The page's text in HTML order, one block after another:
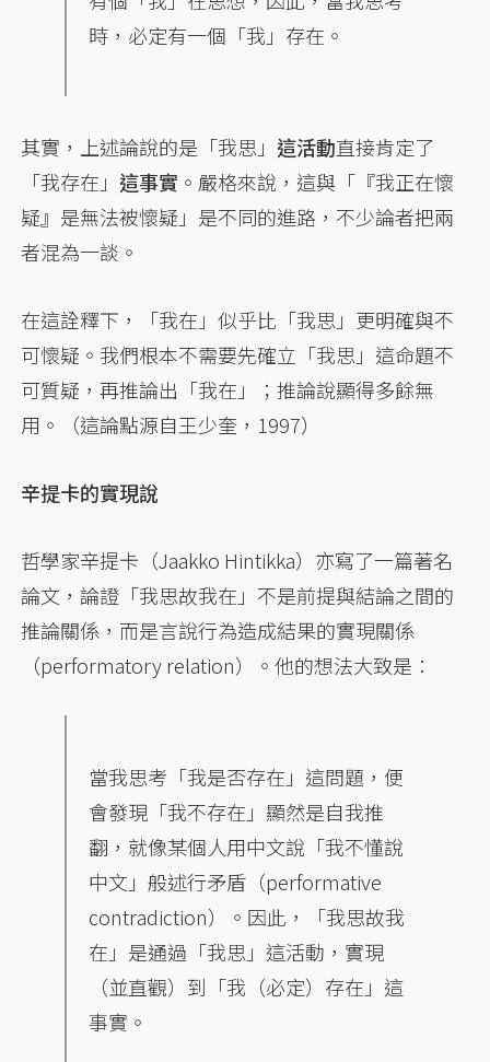
時，必定有一個「我」存在。
其實，上述論說的是「我思」 這活動直接肯定了
「我存在」 這事實 。嚴格來說，這與「『我正在懷
疑』是無法被懷疑」是不同的進路，不少論者把兩
者混為一談。
在這詮釋下，「我在」似乎比「我思」更明確與不
可懷疑。我們根本不需要先確立「我思」這命題不
可質疑，再推論出「我在」；推論說顯得多餘無
用。（這論點源自王少奎，1997）
辛提卡的實現說
哲學家辛提卡（Jaakko Hintikka）亦寫了一篇著名
論文，論證「我思故我在」不是前提與結論之間的
推論關係，而是言說行為造成結果的實現關係
（performatory relation）。他的想法大致是：
當我思考「我是否存在」這問題，便
會發現「我不存在」顯然是自我推
翻，就像某個人用中文說「我不懂說
中文」般述行矛盾（performative
contradiction）。因此，「我思故我
在」是通過「我思」這活動，實現
（並直觀）到「我（必定）存在」這
事實。